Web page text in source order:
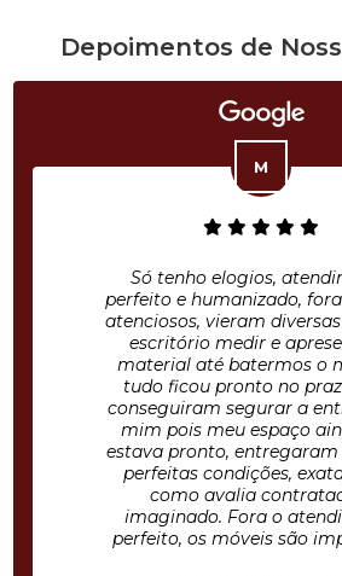
Depoimentos de
Só tenho elogios,
perfeito e humanizado,
atenciosos, vieram
escritório medir e
material até batermos o
tudo ficou pronto no
conseguiram segurar a
mim pois meu espaço
estava pronto,
perfeitas condições,
como avalia
imaginado. Fora o
perfeito, os móveis são